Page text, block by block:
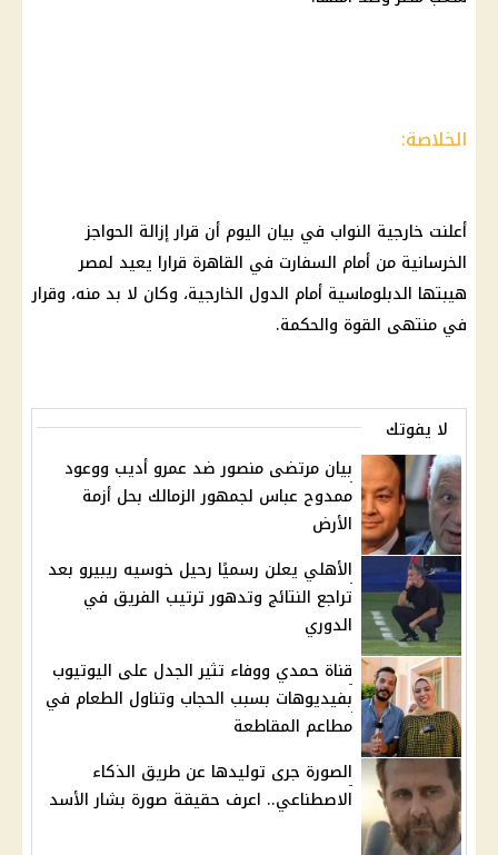
الخلاصة:
أعلنت خارجية النواب في بيان اليوم أن قرار إزالة الحواجز
الخرسانية من أمام السفارت في القاهرة قرارا يعيد لمصر
هيبتها الدبلوماسية أمام الدول الخارجية، وكان لا بد منه، وقرار
في منتهى القوة والحكمة.
لا يفوتك
بيان مرتضى منصور ضد عمرو أديب ووعود
ممدوح عباس لجمهور الزمالك بحل أزمة
الأرض
الأهلي يعلن رسميًا رحيل خوسيه ريبيرو بعد
تراجع النتائج وتدهور ترتيب الفريق في
الدوري
قناة حمدي ووفاء تثير الجدل على اليوتيوب
بفيديوهات بسبب الحجاب وتناول الطعام في
مطاعم المقاطعة
الصورة جرى توليدها عن طريق الذكاء
الاصطناعي.. اعرف حقيقة صورة بشار الأسد